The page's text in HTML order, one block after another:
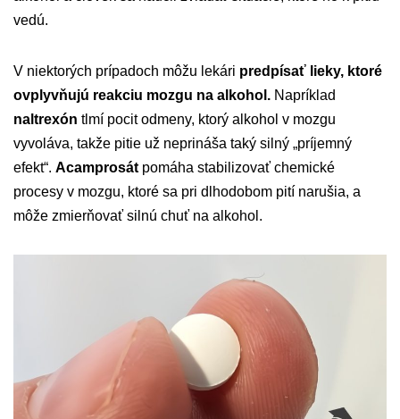
vedú.
V niektorých prípadoch môžu lekári predpísať lieky, ktoré
ovplyvňujú reakciu mozgu na alkohol. Napríklad
naltrexón tlmí pocit odmeny, ktorý alkohol v mozgu
vyvoláva, takže pitie už neprináša taký silný „príjemný
efekt“. Acamprosát pomáha stabilizovať chemické
procesy v mozgu, ktoré sa pri dlhodobom pití narušia, a
môže zmierňovať silnú chuť na alkohol.